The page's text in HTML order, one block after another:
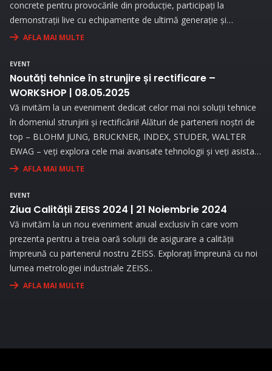
concrete pentru provocările din producție, participați la
demonstrații live cu echipamente de ultimă generație și
beneficiați de consultanță personalizată pentru a vă optimiza
AFLA MAI MULTE
EVENT
Noutăți tehnice în strunjire și rectificare –
WORKSHOP | 08.05.2025
Vă invităm la un eveniment dedicat celor mai noi soluții tehnice
în domeniul strunjirii și rectificării! Alături de partenerii noștri de
top – BLOHM JUNG, BRUCKNER, INDEX, STUDER, WALTER
EWAG – veți explora cele mai avansate tehnologii și veți asista
la demonstrații live..
AFLA MAI MULTE
EVENT
Ziua Calității ZEISS 2024 | 21 Noiembrie 2024
Vă invităm la un nou eveniment anual exclusiv în care vom
prezenta pentru a treia oară soluții de asigurare a calității
împreună cu partenerul nostru ZEISS. Explorați împreună cu noi
lumea metrologiei industriale ZEISS..
AFLA MAI MULTE